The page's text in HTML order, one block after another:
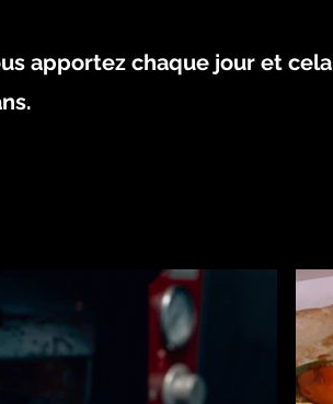
apportez chaque jour et cela